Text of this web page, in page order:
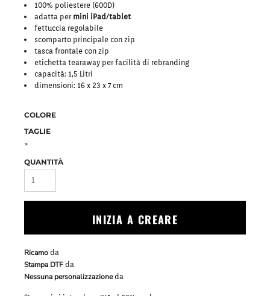
100% poliestere (600D)
adatta per mini iPad/tablet
fettuccia regolabile
scomparto principale con zip
tasca frontale con zip
etichetta tearaway per facilità di rebranding
capacità: 1,5 Litri
dimensioni: 16 x 23 x 7 cm
COLORE
TAGLIE
>
QUANTITÀ
INIZIA A CREARE
Ricamo da
Stampa DTF da
Nessuna personalizzazioneda